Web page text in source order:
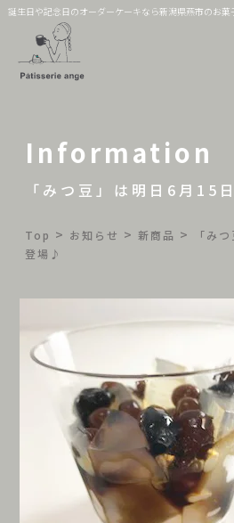
誕生日や記念日のオーダーケーキなら新潟県燕市のお菓
Information
「みつ豆」は明日6月15
Top > お知らせ >新商品 >
「み
登場♪